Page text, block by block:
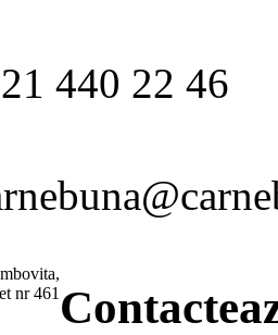
440 22 46
nr 461